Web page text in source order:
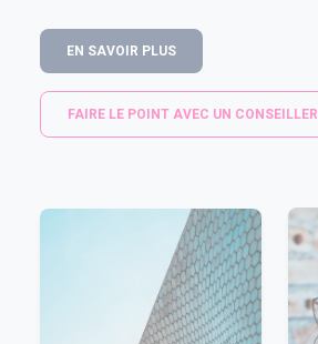
EN SAVOIR PLUS
FAIRE LE POINT AVEC UN CONSEILLER